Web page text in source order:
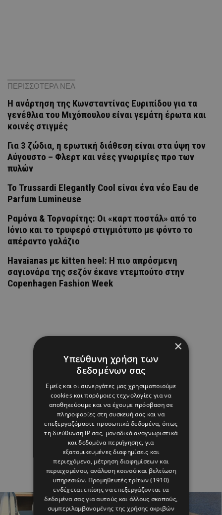
ΠΕΡΙΣΣΟΤΕΡΑ ΝΕΑ
Η ανάρτηση της Kωνσταντίνας Ευριπίδου για τα
γενέθλια του Μιχόπουλου είναι γεμάτη έρωτα και
κοινές στιγμές
Για 3 ζώδια, η ερωτική διάθεση είναι στα ύψη τον
Αύγουστο – Φλερτ και νέες γνωριμίες προ των
πυλών
Το Trussardi Elegantly Cool είναι ένα νέο Eau de
Parfum Lumineuse
Ραμόνα & Τορναρίτης: Οι «καρτ ποστάλ» από το
Ιόνιο και το τρυφερό στιγμιότυπο με φόντο το
απέραντο γαλάζιο
Havaianas με kitten heel: Η πιο απρόσμενη
σαγιονάρα της σεζόν έκανε ντεμπούτο στην
Copenhagen Fashion Week
×
Υπεύθυνη χρήση των
δεδομένων σας
Εμείς και οι συνεργάτες μας χρησιμοποιούμε
cookies και παρόμοιες τεχνολογίες για να
αποθηκεύουμε και να έχουμε πρόσβαση σε
πληροφορίες στη συσκευή σας και να
επεξεργαζόμαστε προσωπικά δεδομένα, όπως
τη διεύθυνση IP σας, μοναδικά αναγνωριστικά
και δεδομένα περιήγησης, για
εξατομικευμένες διαφημίσεις και
περιεχόμενο, μέτρηση διαφημίσεων και
περιεχομένου, ανάλυση κοινού και βελτίωση
υπηρεσιών. Προμηθευτές τρίτων (1910)
ενδέχεται επίσης να επεξεργάζονται τα
δεδομένα σας για αυτούς και άλλους σκοπούς,
συμπεριλαμβανομένης της χρήσης ακριβών